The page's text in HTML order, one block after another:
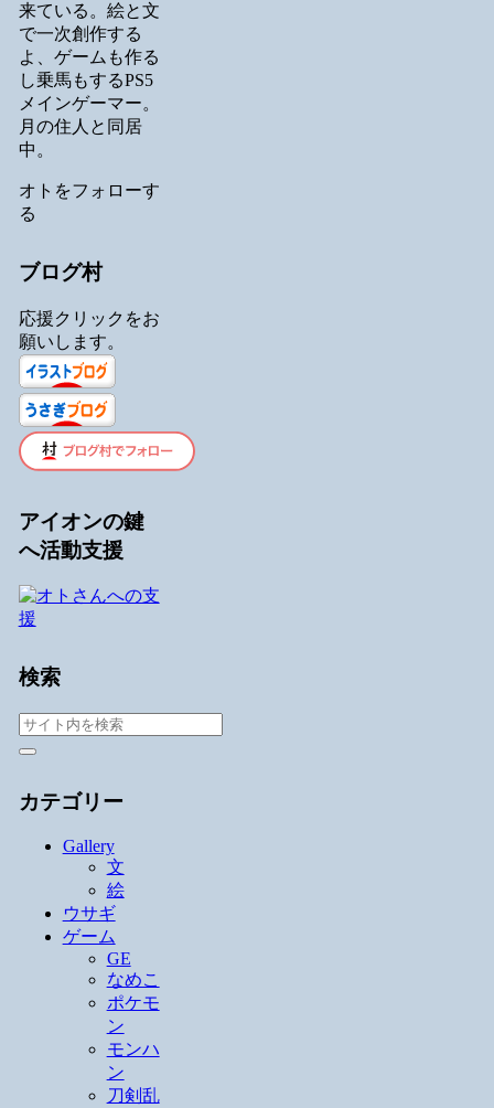
来ている。絵と文
で一次創作する
よ、ゲームも作る
し乗馬もするPS5
メインゲーマー。
月の住人と同居
中。
オトをフォローす
る
ブログ村
応援クリックをお
願いします。
アイオンの鍵
へ活動支援
検索
カテゴリー
Gallery
文
絵
ウサギ
ゲーム
GE
なめこ
ポケモ
ン
モンハ
ン
刀剣乱